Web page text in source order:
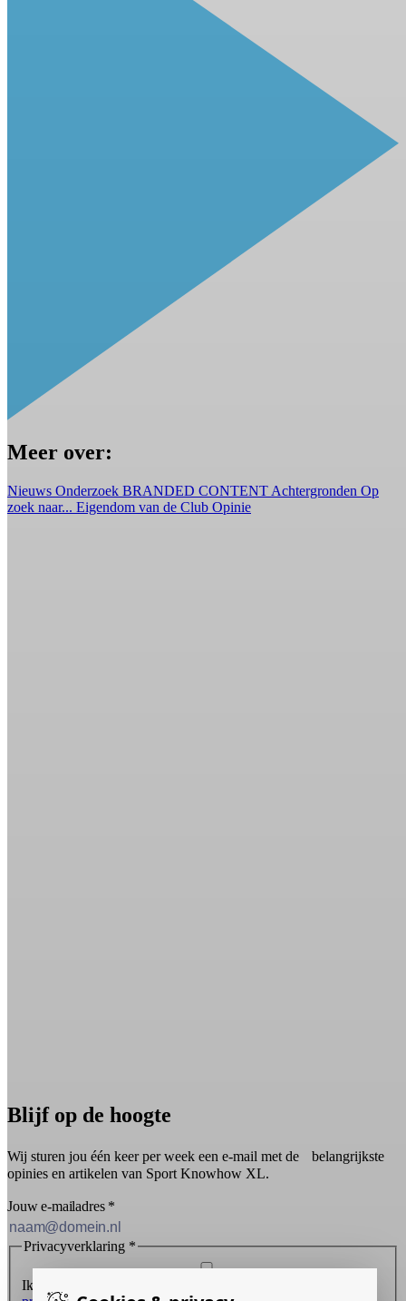
Meer over:
Nieuws Onderzoek BRANDED CONTENT Achtergronden Op
zoek naar... Eigendom van de Club Opinie
Blijf op de hoogte
Wij sturen jou één keer per week een e-mail met de belangrijkste
opinies en artikelen van Sport Knowhow XL.
Jouw e-mailadres *
Privacyverklaring *
Ik ontvang graag de nieuwsbrief en ga akkoord met de